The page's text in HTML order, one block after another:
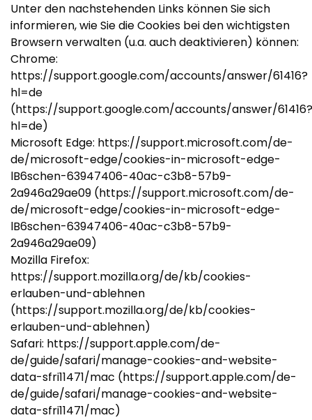
Unter den nachstehenden Links können Sie sich
informieren, wie Sie die Cookies bei den wichtigsten
Browsern verwalten (u.a. auch deaktivieren) können:
Chrome:
https://support.google.com/accounts/answer/61416?
hl=de
(https://support.google.com/accounts/answer/61416?
hl=de)
Microsoft Edge: https://support.microsoft.com/de-
de/microsoft-edge/cookies-in-microsoft-edge-
lB6schen-63947406-40ac-c3b8-57b9-
2a946a29ae09 (https://support.microsoft.com/de-
de/microsoft-edge/cookies-in-microsoft-edge-
lB6schen-63947406-40ac-c3b8-57b9-
2a946a29ae09)
Mozilla Firefox:
https://support.mozilla.org/de/kb/cookies-
erlauben-und-ablehnen
(https://support.mozilla.org/de/kb/cookies-
erlauben-und-ablehnen)
Safari: https://support.apple.com/de-
de/guide/safari/manage-cookies-and-website-
data-sfri11471/mac (https://support.apple.com/de-
de/guide/safari/manage-cookies-and-website-
data-sfri11471/mac)